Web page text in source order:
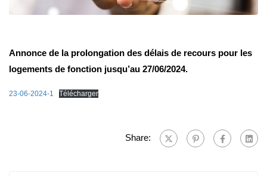
Annonce de la prolongation des délais de recours pour les
logements de fonction jusqu’au 27/06/2024.
23-06-2024-1 Télécharger
Share: